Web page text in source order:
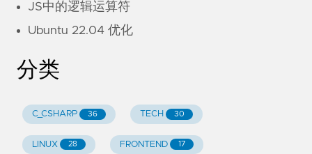
JS中的逻辑运算符
Ubuntu 22.04 优化
分类
C_CSHARP 36 TECH 30
LINUX 28 FRONTEND 17